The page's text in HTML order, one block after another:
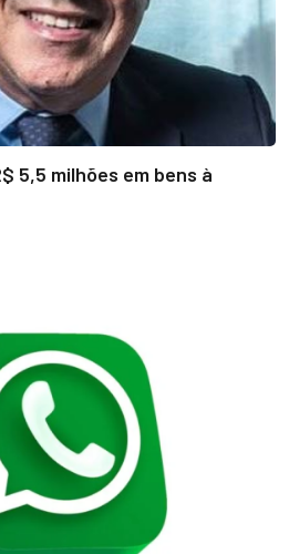
5,5 milhões em bens à